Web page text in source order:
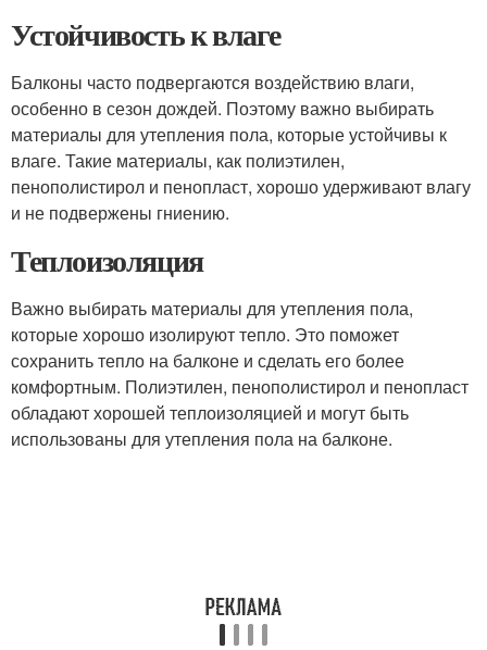
Устойчивость к влаге
Балконы часто подвергаются воздействию влаги,
особенно в сезон дождей. Поэтому важно выбирать
материалы для утепления пола, которые устойчивы к
влаге. Такие материалы, как полиэтилен,
пенополистирол и пенопласт, хорошо удерживают влагу
и не подвержены гниению.
Теплоизоляция
Важно выбирать материалы для утепления пола,
которые хорошо изолируют тепло. Это поможет
сохранить тепло на балконе и сделать его более
комфортным. Полиэтилен, пенополистирол и пенопласт
обладают хорошей теплоизоляцией и могут быть
использованы для утепления пола на балконе.